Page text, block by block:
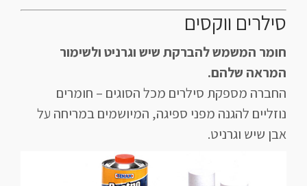
סילרים ווקסים
חומר המשמש להברקת שיש וגרניט ולשימור
המראה שלהם.
החברה מספקת סילרים מכל הסוגים – חומרים
נוזליים להגנה מפני ספיגה, המיושמים במריחה על
אבן שיש וגרניט.